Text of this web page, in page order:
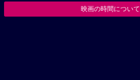
映画の時間について